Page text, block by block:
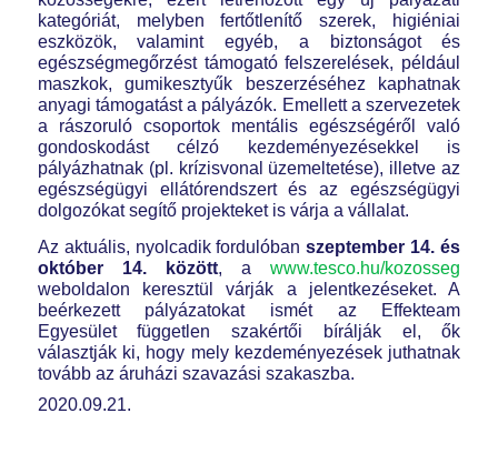
kategóriát, melyben fertőtlenítő szerek, higiéniai
eszközök, valamint egyéb, a biztonságot és
egészségmegőrzést támogató felszerelések, például
maszkok, gumikesztyűk beszerzéséhez kaphatnak
anyagi támogatást a pályázók. Emellett a szervezetek
a rászoruló csoportok mentális egészségéről való
gondoskodást célzó kezdeményezésekkel is
pályázhatnak (pl. krízisvonal üzemeltetése), illetve az
egészségügyi ellátórendszert és az egészségügyi
dolgozókat segítő projekteket is várja a vállalat.
Az aktuális, nyolcadik fordulóbanszeptember 14. és
október 14. között, awww.tesco.hu/kozosseg
weboldalon keresztül várják a jelentkezéseket. A
beérkezett pályázatokat ismét az Effekteam
Egyesület független szakértői bírálják el, ők
választják ki, hogy mely kezdeményezések juthatnak
tovább az áruházi szavazási szakaszba.
2020.09.21.